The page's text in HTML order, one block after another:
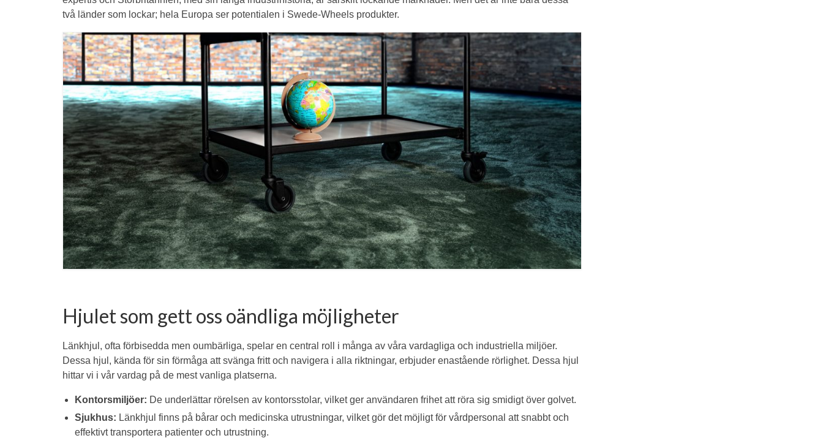
två länder som lockar; hela Europa ser potentialen i Swede-Wheels produkter.
Hjulet som gett oss oändliga möjligheter
Länkhjul, ofta förbisedda men oumbärliga, spelar en central roll i många av våra vardagliga och industriella miljöer.
Dessa hjul, kända för sin förmåga att svänga fritt och navigera i alla riktningar, erbjuder enastående rörlighet. Dessa hjul
hittar vi i vår vardag på de mest vanliga platserna.
Kontorsmiljöer: De underlättar rörelsen av kontorsstolar, vilket ger användaren frihet att röra sig smidigt över golvet.
Sjukhus: Länkhjul finns på bårar och medicinska utrustningar, vilket gör det möjligt för vårdpersonal att snabbt och
effektivt transportera patienter och utrustning.